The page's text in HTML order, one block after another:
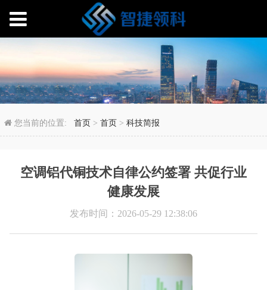
空调铝代铜技术自律公
您当前的位置:首页 >首页 >科技简报
空调铝代铜技术自律公约签署 共促行业
健康发展
发布时间：2026-05-29 12:38:06